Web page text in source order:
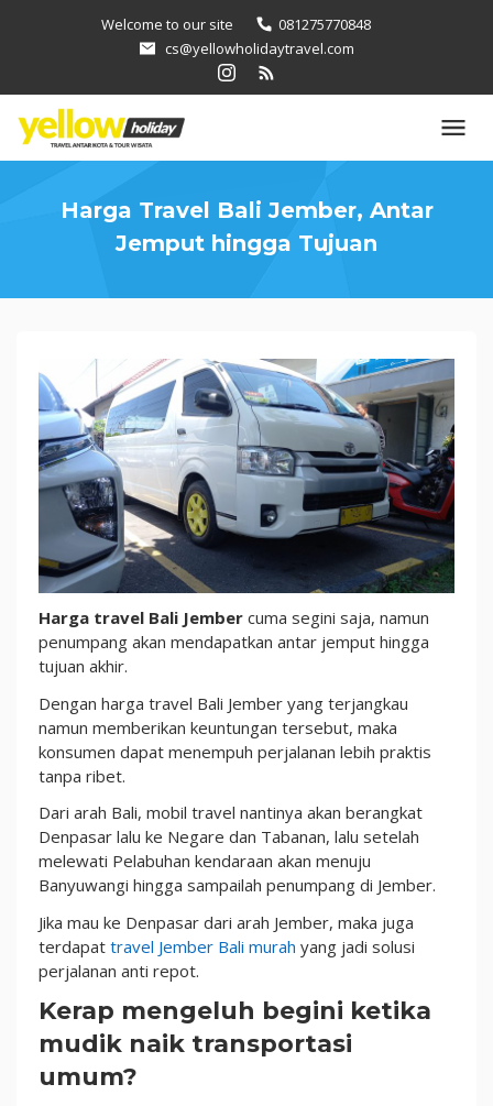
Welcome to our site
081275770848
cs@yellowholidaytravel.com
Harga Travel Bali Jember, Antar
Jemput hingga Tujuan
Travel
Bali
Jember,
Antar
Jemput
hingga
Tujuan
Harga travel Bali Jember cuma segini saja, namun
penumpang akan mendapatkan antar jemput hingga
tujuan akhir.
Dengan harga travel Bali Jember yang terjangkau
namun memberikan keuntungan tersebut, maka
konsumen dapat menempuh perjalanan lebih praktis
tanpa ribet.
Dari arah Bali, mobil travel nantinya akan berangkat
Denpasar lalu ke Negare dan Tabanan, lalu setelah
melewati Pelabuhan kendaraan akan menuju
Banyuwangi hingga sampailah penumpang di Jember.
Jika mau ke Denpasar dari arah Jember, maka juga
terdapat travel Jember Bali murah yang jadi solusi
perjalanan anti repot.
Kerap mengeluh begini ketika
mudik naik transportasi
umum?